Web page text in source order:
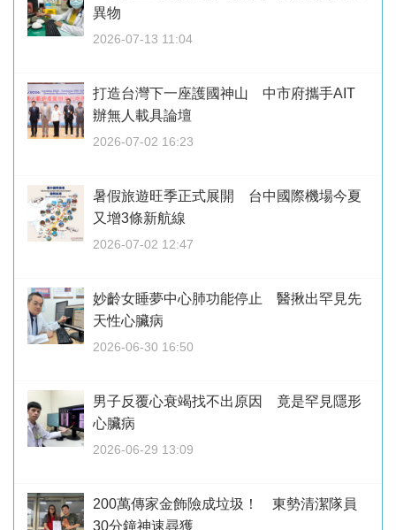
異物
2026-07-13 11:04
打造台灣下一座護國神山 中市府攜手AIT
辦無人載具論壇
2026-07-02 16:23
暑假旅遊旺季正式展開 台中國際機場今夏
又增3條新航線
2026-07-02 12:47
妙齡女睡夢中心肺功能停止 醫揪出罕見先
天性心臟病
2026-06-30 16:50
男子反覆心衰竭找不出原因 竟是罕見隱形
心臟病
2026-06-29 13:09
200萬傳家金飾險成垃圾！ 東勢清潔隊員
30分鐘神速尋獲